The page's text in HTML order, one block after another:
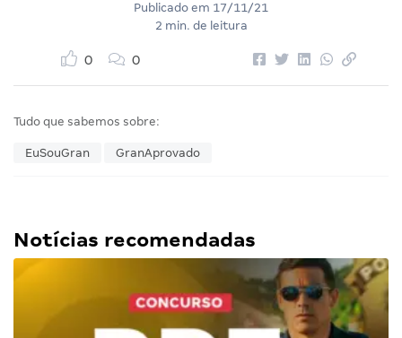
Publicado em 17/11/21
2 min. de leitura
0 0
Tudo que sabemos sobre:
EuSouGran GranAprovado
Notícias recomendadas